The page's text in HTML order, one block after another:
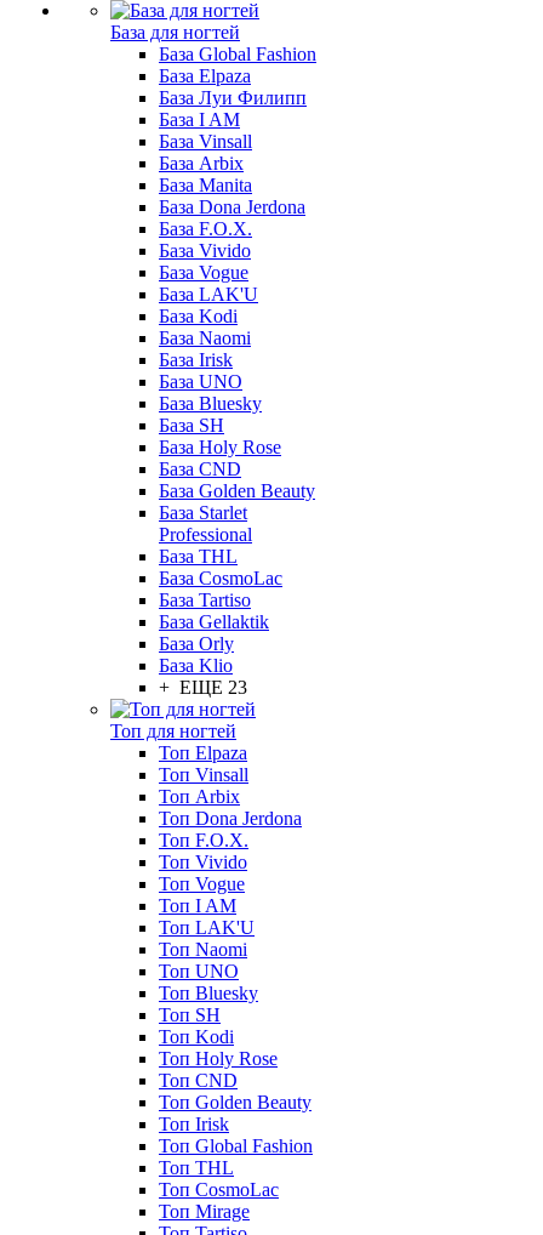
База для ногтей
База Global Fashion
База Elpaza
База Луи Филипп
База I AM
База Vinsall
База Arbix
База Manita
База Dona Jerdona
База F.O.X.
База Vivido
База Vogue
База LAK'U
База Kodi
База Naomi
База Irisk
База UNO
База Bluesky
База SH
База Holy Rose
База CND
База Golden Beauty
База Starlet
Professional
База THL
База CosmoLac
База Tartiso
База Gellaktik
База Orly
База Klio
+ ЕЩЕ 23
Топ для ногтей
Топ Elpaza
Топ Vinsall
Топ Arbix
Топ Dona Jerdona
Топ F.O.X.
Топ Vivido
Топ Vogue
Топ I AM
Топ LAK'U
Топ Naomi
Топ UNO
Топ Bluesky
Топ SH
Топ Kodi
Топ Holy Rose
Топ CND
Топ Golden Beauty
Топ Irisk
Топ Global Fashion
Топ THL
Топ CosmoLac
Топ Mirage